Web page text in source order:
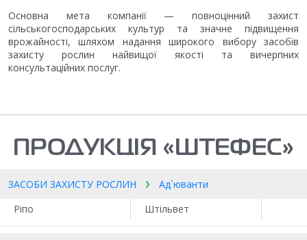
Основна мета компанії — повноцінний захист
сільськогосподарських культур та значне підвищення
врожайності, шляхом надання широкого вибору засобів
захисту рослин найвищої якості та вичерпних
консультаційних послуг.
ПРОДУКЦІЯ «ШТЕФЕС»
ЗАСОБИ ЗАХИСТУ РОСЛИН
Ад`юванти
Ріпо
Штільвет